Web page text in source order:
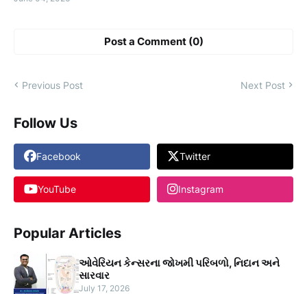
Post a Comment (0)
Previous Post Next Post
Follow Us
Facebook Twitter
YouTube Instagram
Popular Articles
ઓવેરિયન કેન્સરના જોખમી પરિબળો, નિદાન અને
સારવાર
July 17, 2026